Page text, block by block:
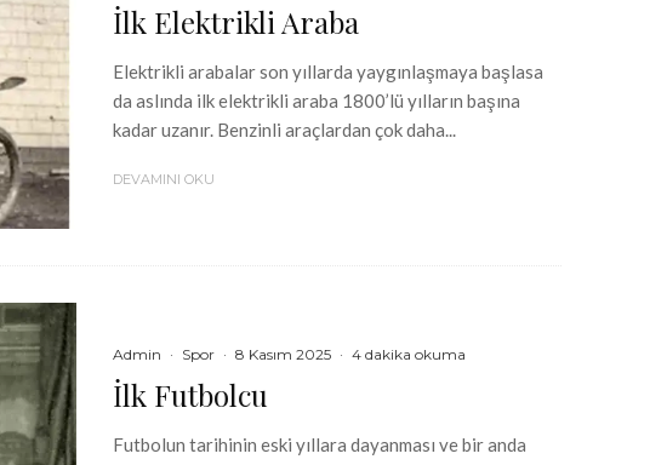
İlk Elektrikli Araba
Elektrikli arabalar son yıllarda yaygınlaşmaya başlasa
da aslında ilk elektrikli araba 1800’lü yılların başına
kadar uzanır. Benzinli araçlardan çok daha...
DEVAMINI OKU
Admin · Spor · 8 Kasım 2025 · 4 dakika okuma
İlk Futbolcu
Futbolun tarihinin eski yıllara dayanması ve bir anda